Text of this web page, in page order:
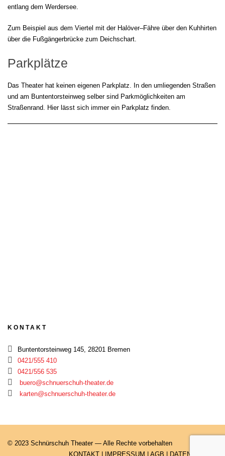
entlang dem Werdersee.
Zum Beispiel aus dem Viertel mit der Halöver–Fähre über den Kuhhirten
über die Fußgängerbrücke zum Deichschart.
Parkplätze
Das Theater hat keinen eigenen Parkplatz. In den umliegenden Straßen
und am Buntentorsteinweg selber sind Parkmöglichkeiten am
Straßenrand. Hier lässt sich immer ein Parkplatz finden.
KONTAKT
Buntentorsteinweg 145, 28201 Bremen
0421/555 410
0421/556 535
buero@schnuerschuh-theater.de
karten@schnuerschuh-theater.de
© 2023 Schnürschuh Theater — Alle Rechte vorbehalten
KONTAKT | IMPRESSUM | AGB | DATENSCHUTZ